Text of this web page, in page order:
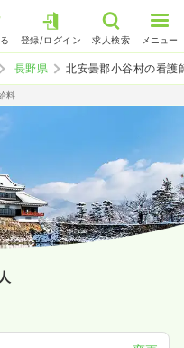
登録/ログイン 求人検索 メニュー
長野県 北安曇郡小谷村の看護
料